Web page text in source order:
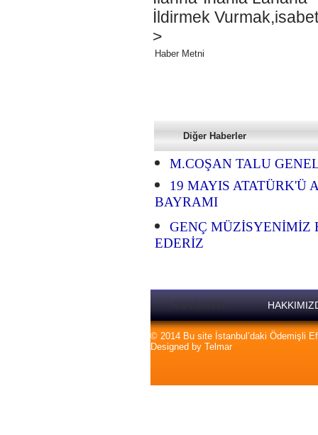
İldirmek
>
Haber Metni
Diğer Haberler
M.COŞAN TALU
19 MAYIS ATATÜRK'Ü
BAYRAMI
GENÇ MÜZİSYENİMİZ
EDERİZ
ANA SAYFA
© 2014 Bu site İstanbul’daki Ödemişli
Designed by Telmar